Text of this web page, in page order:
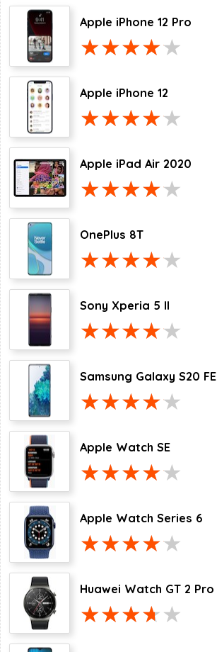
Apple iPhone 12 Pro
Apple iPhone 12
Apple iPad Air 2020
OnePlus 8T
Sony Xperia 5 II
Samsung Galaxy S20 FE
Apple Watch SE
Apple Watch Series 6
Huawei Watch GT 2 Pro